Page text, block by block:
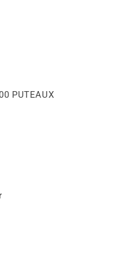
PUTEAUX